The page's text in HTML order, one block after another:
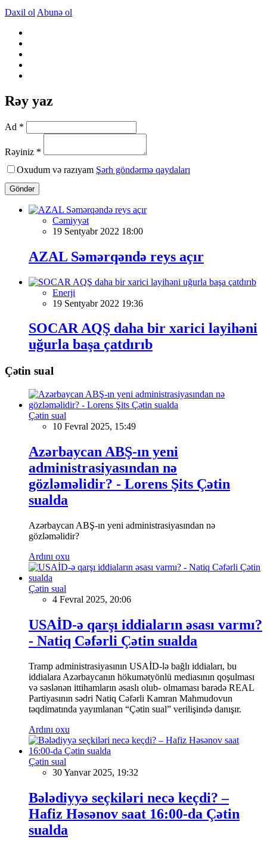
Daxil ol Abunə ol
Rəy yaz
Ad *
Rəyiniz *
Oxudum və razıyam Şərh göndərmə qaydaları
Göndər
Cəmiyyət
19 Sentyabr 2022 18:00
AZAL Səmərqəndə reys açır
Enerji
19 Sentyabr 2022 19:36
SOCAR AQŞ daha bir xarici layihəni
uğurla başa çatdırıb
Çətin sual
Çətin sual
10 Fevral 2025, 15:49
Azərbaycan ABŞ-ın yeni
administrasiyasından nə
gözləməlidir? - Lorens Şits Çətin
sualda
Azərbaycan ABŞ-ın yeni administrasiyasından nə
gözləməlidir?
Ardını oxu
Çətin sual
4 Fevral 2025, 20:06
USAİD-ə qarşı iddiaların əsası varmı?
- Natiq Cəfərli Çətin sualda
Tramp administrasiyasının USAİD-lə bağlı iddiaları, bu
iddialara Azərbaycanın hökumətyönlü mediasının qoşulması
və səslənən ittihamların əsaslı olub- olmaması barədə REAL
Partiyasının sədri Natiq Cəfərli Kamran Mahmudovun
təqdimatında yayımlanan “Çətin sual” verilişində danışır.
Ardını oxu
Çətin sual
30 Yanvar 2025, 19:32
Bələdiyyə seçkiləri necə keçdi? –
Hafiz Həsənov saat 16:00-da Çətin
sualda